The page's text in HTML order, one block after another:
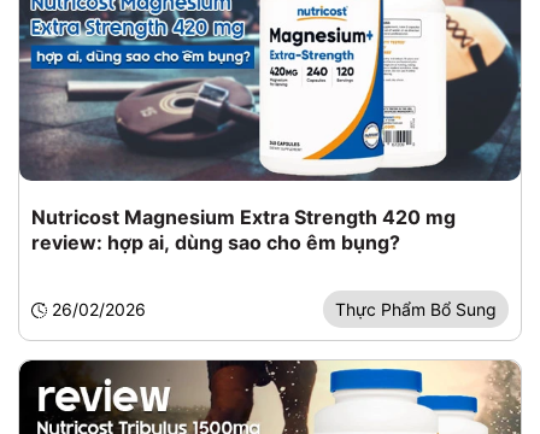
Nutricost Magnesium Extra Strength 420 mg
review: hợp ai, dùng sao cho êm bụng?
26/02/2026 Thực Phẩm Bổ Sung